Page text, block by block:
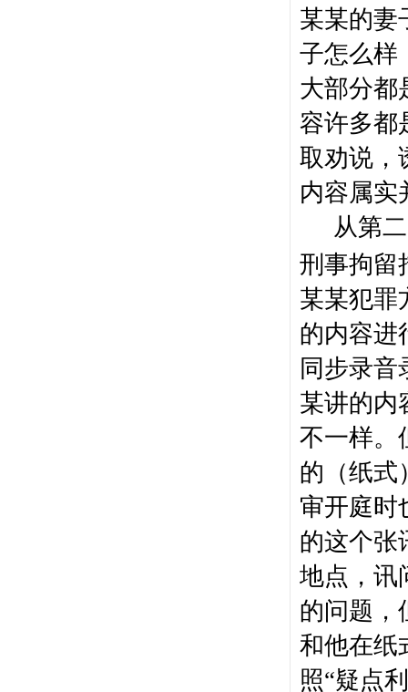
某某的妻
子怎么样
大部分都
容许多都
取劝说，
内容属实
从第
刑事拘留
某某犯罪
的内容进
同步录音
某讲的内
不一样。
的（纸式
审开庭时
的这个张
地点，讯
的问题，
和他在纸
照“疑点